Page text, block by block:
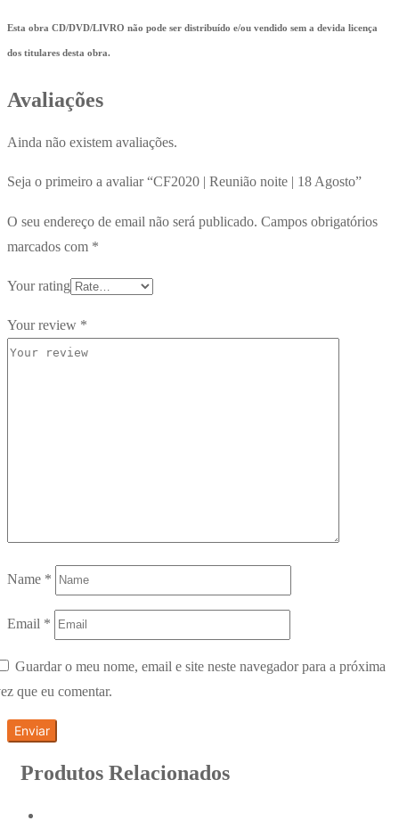
Esta obra CD/DVD/LIVRO não pode ser distribuído e/ou vendido sem a devida licença
dos titulares desta obra.
Avaliações
Ainda não existem avaliações.
Seja o primeiro a avaliar “CF2020 | Reunião noite | 18 Agosto”
O seu endereço de email não será publicado. Campos obrigatórios
marcados com *
Your rating
Your review *
Name *
Email *
Guardar o meu nome, email e site neste navegador para a próxima
que eu comentar.
Produtos Relacionados